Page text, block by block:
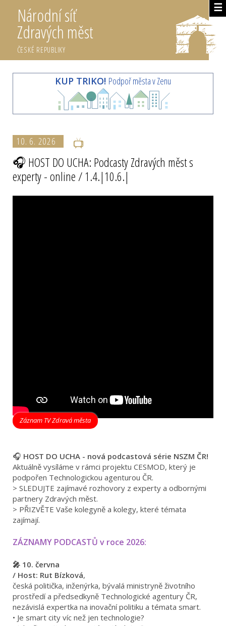
☰
Národní síť
Zdravých měst
ČESKÉ REPUBLIKY
KUP TRIKO! Podpoř města v Zenu
10. 6. 2026
🎧 HOST DO UCHA: Podcasty Zdravých měst s
experty - online / 1.4.|10.6.|
Záznam TV Zdravá města
🎧 HOST DO UCHA - nová podcastová série NSZM ČR!
Aktuálně vysíláme v rámci projektu CESMOD, který je
podpořen Technologickou agenturou ČR.
> SLEDUJTE zajímavé rozhovory z experty a odbornými
partnery Zdravých měst.
> PŘIZVĚTE Vaše kolegyně a kolegy, které témata
zajímají.
ZÁZNAMY PODCASTŮ v roce 2026:
🎤 10. června
/ Host: Rut Bízková,
česká politička, inženýrka, bývalá ministryně životního
prostředí a předsedkyně Technologické agentury ČR,
nezávislá expertka na inovační politiku a témata smart.
• Je smart city víc než jen technologie?